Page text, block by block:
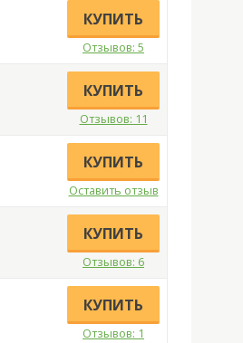
КУПИТЬ
Отзывов: 5
КУПИТЬ
Отзывов: 11
КУПИТЬ
Оставить отзыв
КУПИТЬ
Отзывов: 6
КУПИТЬ
Отзывов: 1